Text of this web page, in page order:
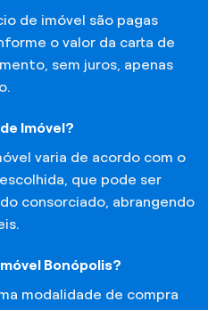
de imóvel são pagas
o valor da carta de
sem juros, apenas
Imóvel?
varia de acordo com o
que pode ser
consorciado, abrangendo
Bonópolis?
modalidade de compra